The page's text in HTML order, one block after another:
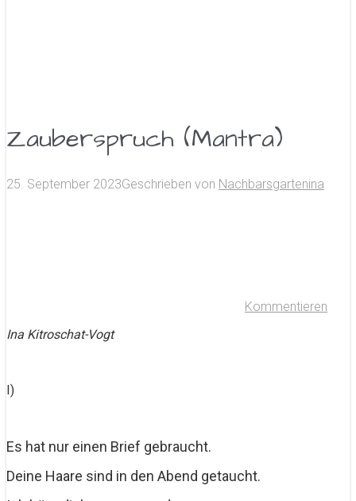
Zauberspruch (Mantra)
25. September 2023Geschrieben von Nachbarsgartenina
Kommentieren
Ina Kitroschat-Vogt
I)
Es hat nur einen Brief gebraucht.
Deine Haare sind in den Abend getaucht.